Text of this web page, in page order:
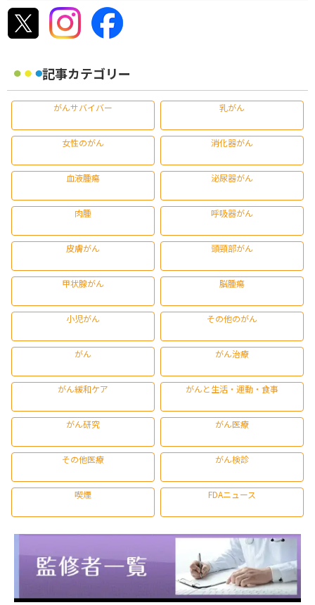
記事カテゴリー
がんサバイバー 乳がん
女性のがん 消化器がん
血液腫瘍 泌尿器がん
肉腫 呼吸器がん
皮膚がん 頭頸部がん
甲状腺がん 脳腫瘍
小児がん その他のがん
がん がん治療
がん緩和ケア がんと生活・運動・食事
がん研究 がん医療
その他医療 がん検診
喫煙 FDAニュース